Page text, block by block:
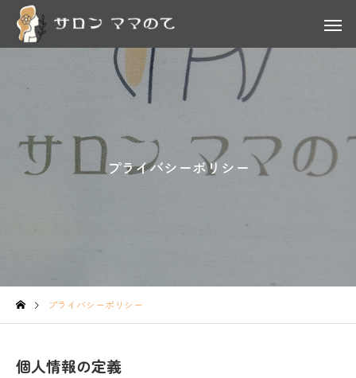
プライバシーポリシー
プライバシーポリシー
個人情報の定義